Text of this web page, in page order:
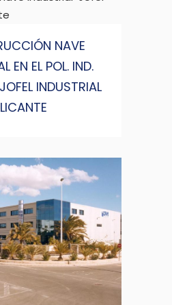
NAVE
EN EL POL. IND.
INDUSTRIAL